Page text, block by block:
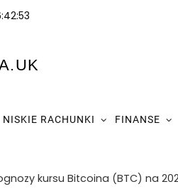
NISKIE RACHUNKI FINANSE
kursu Bitcoina (BTC) na